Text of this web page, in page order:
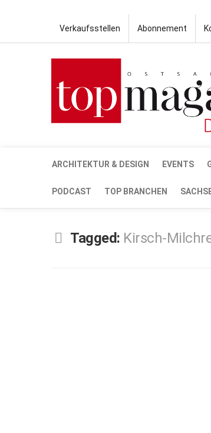
Verkaufsstellen Abonnement
ARCHITEKTUR & DESIGN EVENTS
PODCAST TOP BRANCHEN
Tagged: Kirsch-